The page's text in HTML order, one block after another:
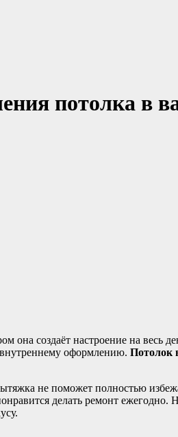
потолка в
создаёт настроение на весь
оформлению. Потолок
не поможет полностью
делать ремонт